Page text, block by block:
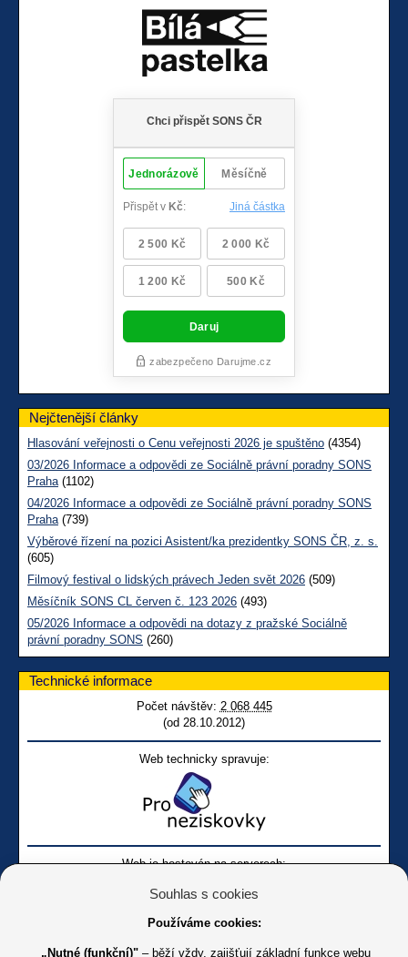
Nejčtenější články
Hlasování veřejnosti o Cenu veřejnosti 2026 je spuštěno (4354)
03/2026 Informace a odpovědi ze Sociálně právní poradny SONS
Praha(1102)
04/2026 Informace a odpovědi ze Sociálně právní poradny SONS
Praha(739)
Výběrové řízení na pozici Asistent/ka prezidentky SONS ČR, z. s.
(605)
Filmový festival o lidských právech Jeden svět 2026 (509)
Měsíčník SONS CL červen č. 123 2026 (493)
05/2026 Informace a odpovědi na dotazy z pražské Sociálně
právní poradny SONS (260)
Technické informace
Počet návštěv: 2 068 445
(od 28.10.2012)
Web technicky spravuje:
Web je hostován na serverech:
Souhlas s cookies
Používáme cookies:
„Nutné (funkční)" – běží vždy, zajišťují základní funkce webu